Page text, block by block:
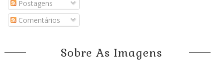
Postagens
Comentários
Sobre As Imagens